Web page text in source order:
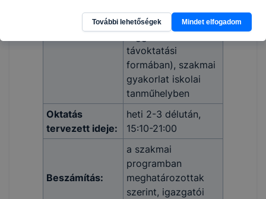
programjától
távoktatási
formában), szakmai
gyakorlat iskolai
tanműhelyben
Oktatás
tervezett ideje:
heti 2-3 délután,
15:10-21:00
Beszámítás:
a szakmai
programban
meghatározottak
szerint, igazgatói
További lehetőségek Mindet elfogadom